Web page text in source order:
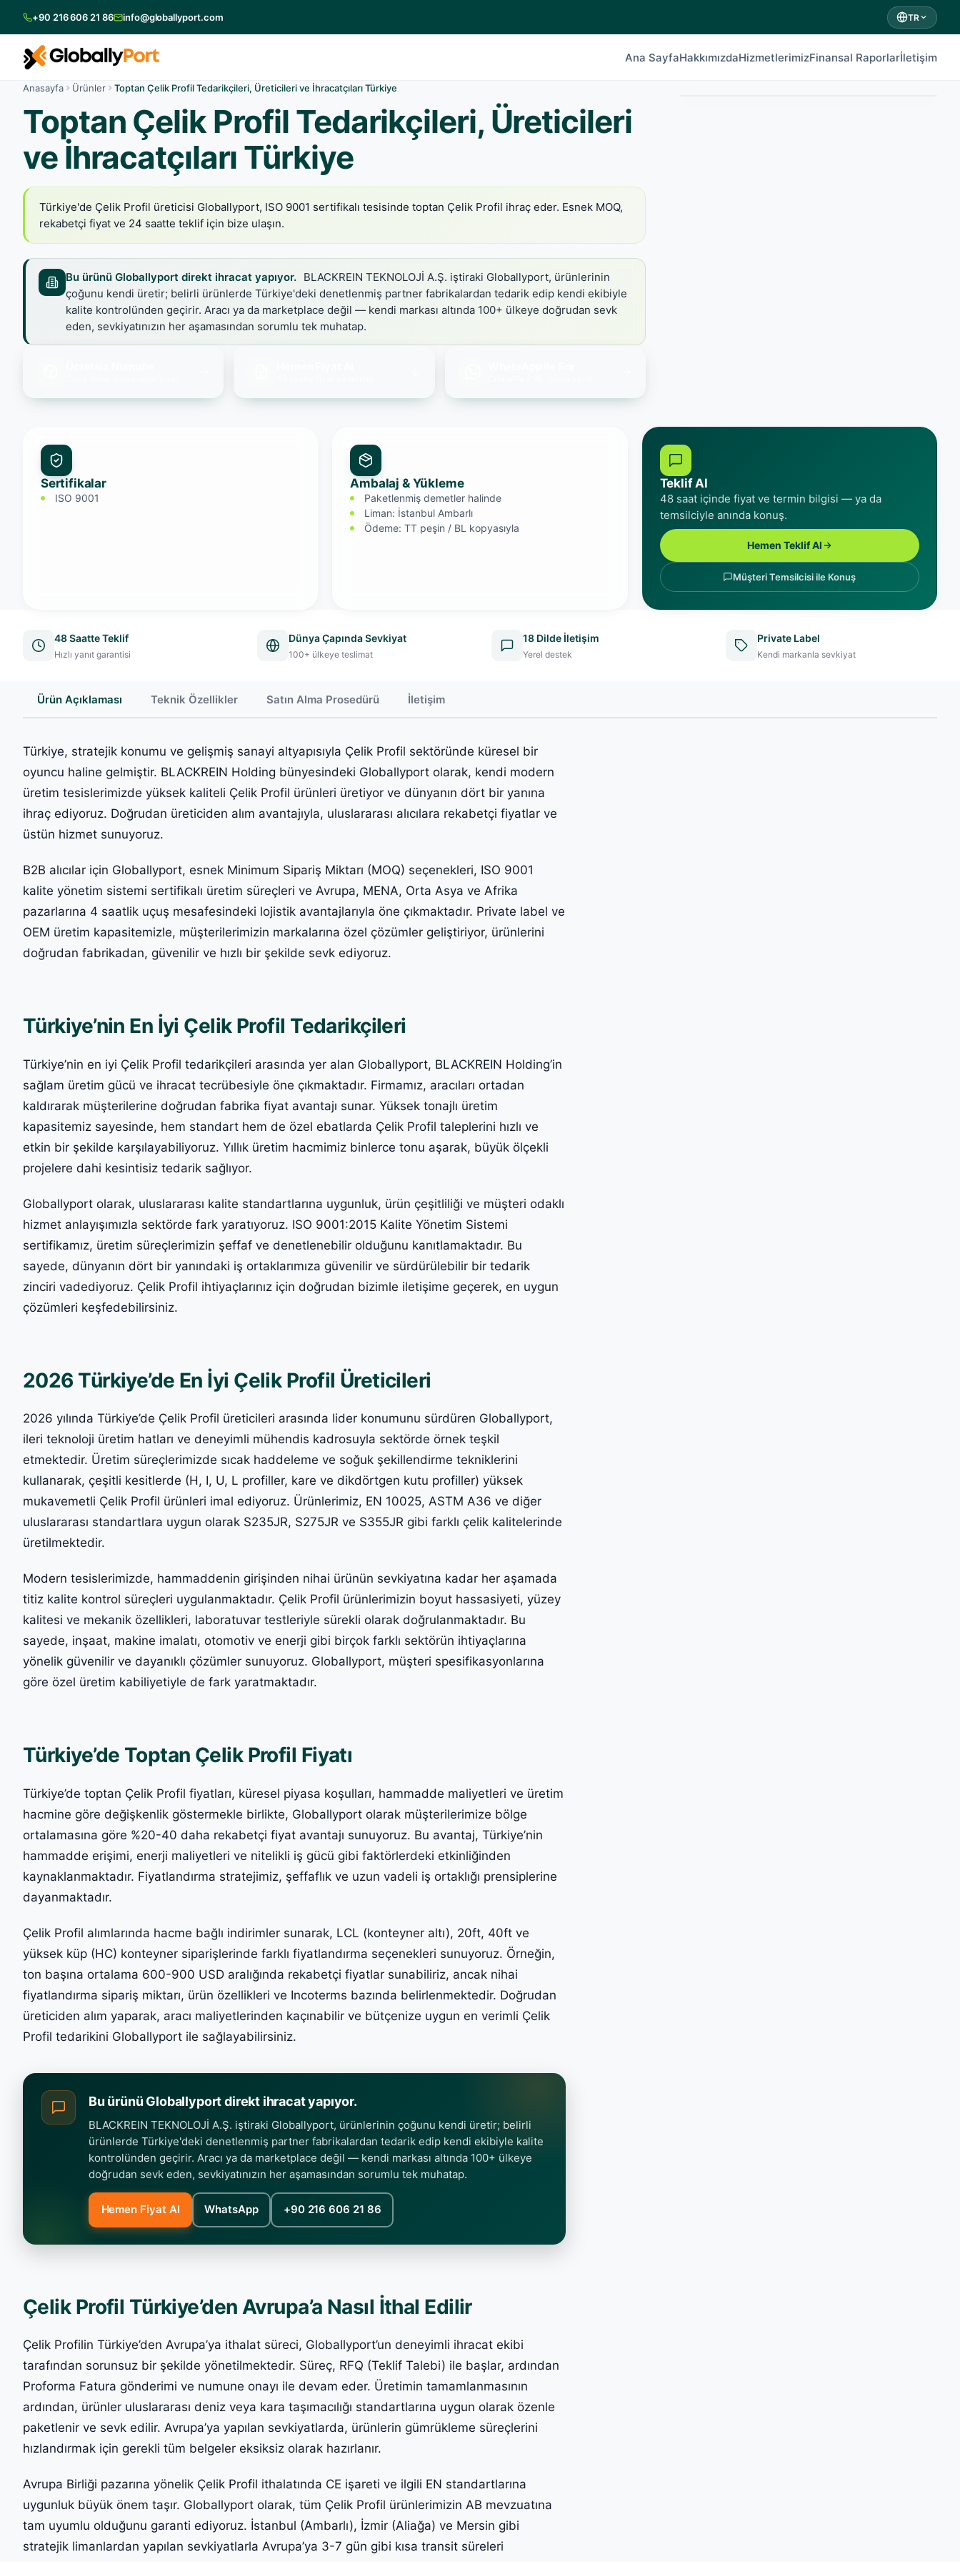
+90 216 606 21 86 info@globallyport.com TR
Ana SayfaHakkımızdaHizmetlerimizFinansal Raporlarİletişim
Anasayfa Ürünler Toptan Çelik Profil Tedarikçileri, Üreticileri ve İhracatçıları Türkiye
Toptan Çelik Profil Tedarikçileri, Üreticileri
ve İhracatçıları Türkiye
Türkiye'de Çelik Profil üreticisi Globallyport, ISO 9001 sertifikalı tesisinde toptan Çelik Profil ihraç eder. Esnek MOQ,
rekabetçi fiyat ve 24 saatte teklif için bize ulaşın.
Bu ürünü Globallyport direkt ihracat yapıyor. BLACKREIN TEKNOLOJİ A.Ş. iştiraki Globallyport, ürünlerinin
çoğunu kendi üretir; belirli ürünlerde Türkiye'deki denetlenmiş partner fabrikalardan tedarik edip kendi ekibiyle
kalite kontrolünden geçirir. Aracı ya da marketplace değil — kendi markası altında 100+ ülkeye doğrudan sevk
eden, sevkiyatınızın her aşamasından sorumlu tek muhatap.
Sertifikalar
ISO 9001
Ambalaj & Yükleme
Paketlenmiş demetler halinde
Liman: İstanbul Ambarlı
Ödeme: TT peşin / BL kopyasıyla
Teklif Al
48 saat içinde fiyat ve termin bilgisi — ya da
temsilciyle anında konuş.
Hemen Teklif Al
Müşteri Temsilcisi ile Konuş
48 Saatte Teklif
Hızlı yanıt garantisi
Dünya Çapında Sevkiyat
100+ ülkeye teslimat
18 Dilde İletişim
Yerel destek
Private Label
Kendi markanla sevkiyat
Ürün Açıklaması Teknik Özellikler Satın Alma Prosedürü İletişim
Türkiye, stratejik konumu ve gelişmiş sanayi altyapısıyla Çelik Profil sektöründe küresel bir
oyuncu haline gelmiştir. BLACKREIN Holding bünyesindeki Globallyport olarak, kendi modern
üretim tesislerimizde yüksek kaliteli Çelik Profil ürünleri üretiyor ve dünyanın dört bir yanına
ihraç ediyoruz. Doğrudan üreticiden alım avantajıyla, uluslararası alıcılara rekabetçi fiyatlar ve
üstün hizmet sunuyoruz.
B2B alıcılar için Globallyport, esnek Minimum Sipariş Miktarı (MOQ) seçenekleri, ISO 9001
kalite yönetim sistemi sertifikalı üretim süreçleri ve Avrupa, MENA, Orta Asya ve Afrika
pazarlarına 4 saatlik uçuş mesafesindeki lojistik avantajlarıyla öne çıkmaktadır. Private label ve
OEM üretim kapasitemizle, müşterilerimizin markalarına özel çözümler geliştiriyor, ürünlerini
doğrudan fabrikadan, güvenilir ve hızlı bir şekilde sevk ediyoruz.
Türkiye’nin En İyi Çelik Profil Tedarikçileri
Türkiye’nin en iyi Çelik Profil tedarikçileri arasında yer alan Globallyport, BLACKREIN Holding’in
sağlam üretim gücü ve ihracat tecrübesiyle öne çıkmaktadır. Firmamız, aracıları ortadan
kaldırarak müşterilerine doğrudan fabrika fiyat avantajı sunar. Yüksek tonajlı üretim
kapasitemiz sayesinde, hem standart hem de özel ebatlarda Çelik Profil taleplerini hızlı ve
etkin bir şekilde karşılayabiliyoruz. Yıllık üretim hacmimiz binlerce tonu aşarak, büyük ölçekli
projelere dahi kesintisiz tedarik sağlıyor.
Globallyport olarak, uluslararası kalite standartlarına uygunluk, ürün çeşitliliği ve müşteri odaklı
hizmet anlayışımızla sektörde fark yaratıyoruz. ISO 9001:2015 Kalite Yönetim Sistemi
sertifikamız, üretim süreçlerimizin şeffaf ve denetlenebilir olduğunu kanıtlamaktadır. Bu
sayede, dünyanın dört bir yanındaki iş ortaklarımıza güvenilir ve sürdürülebilir bir tedarik
zinciri vadediyoruz. Çelik Profil ihtiyaçlarınız için doğrudan bizimle iletişime geçerek, en uygun
çözümleri keşfedebilirsiniz.
2026 Türkiye’de En İyi Çelik Profil Üreticileri
2026 yılında Türkiye’de Çelik Profil üreticileri arasında lider konumunu sürdüren Globallyport,
ileri teknoloji üretim hatları ve deneyimli mühendis kadrosuyla sektörde örnek teşkil
etmektedir. Üretim süreçlerimizde sıcak haddeleme ve soğuk şekillendirme tekniklerini
kullanarak, çeşitli kesitlerde (H, I, U, L profiller, kare ve dikdörtgen kutu profiller) yüksek
mukavemetli Çelik Profil ürünleri imal ediyoruz. Ürünlerimiz, EN 10025, ASTM A36 ve diğer
uluslararası standartlara uygun olarak S235JR, S275JR ve S355JR gibi farklı çelik kalitelerinde
üretilmektedir.
Modern tesislerimizde, hammaddenin girişinden nihai ürünün sevkiyatına kadar her aşamada
titiz kalite kontrol süreçleri uygulanmaktadır. Çelik Profil ürünlerimizin boyut hassasiyeti, yüzey
kalitesi ve mekanik özellikleri, laboratuvar testleriyle sürekli olarak doğrulanmaktadır. Bu
sayede, inşaat, makine imalatı, otomotiv ve enerji gibi birçok farklı sektörün ihtiyaçlarına
yönelik güvenilir ve dayanıklı çözümler sunuyoruz. Globallyport, müşteri spesifikasyonlarına
göre özel üretim kabiliyetiyle de fark yaratmaktadır.
Türkiye’de Toptan Çelik Profil Fiyatı
Türkiye’de toptan Çelik Profil fiyatları, küresel piyasa koşulları, hammadde maliyetleri ve üretim
hacmine göre değişkenlik göstermekle birlikte, Globallyport olarak müşterilerimize bölge
ortalamasına göre %20-40 daha rekabetçi fiyat avantajı sunuyoruz. Bu avantaj, Türkiye’nin
hammadde erişimi, enerji maliyetleri ve nitelikli iş gücü gibi faktörlerdeki etkinliğinden
kaynaklanmaktadır. Fiyatlandırma stratejimiz, şeffaflık ve uzun vadeli iş ortaklığı prensiplerine
dayanmaktadır.
Çelik Profil alımlarında hacme bağlı indirimler sunarak, LCL (konteyner altı), 20ft, 40ft ve
yüksek küp (HC) konteyner siparişlerinde farklı fiyatlandırma seçenekleri sunuyoruz. Örneğin,
ton başına ortalama 600-900 USD aralığında rekabetçi fiyatlar sunabiliriz, ancak nihai
fiyatlandırma sipariş miktarı, ürün özellikleri ve Incoterms bazında belirlenmektedir. Doğrudan
üreticiden alım yaparak, aracı maliyetlerinden kaçınabilir ve bütçenize uygun en verimli Çelik
Profil tedarikini Globallyport ile sağlayabilirsiniz.
Bu ürünü Globallyport direkt ihracat yapıyor.
BLACKREIN TEKNOLOJİ A.Ş. iştiraki Globallyport, ürünlerinin çoğunu kendi üretir; belirli
ürünlerde Türkiye'deki denetlenmiş partner fabrikalardan tedarik edip kendi ekibiyle kalite
kontrolünden geçirir. Aracı ya da marketplace değil — kendi markası altında 100+ ülkeye
doğrudan sevk eden, sevkiyatınızın her aşamasından sorumlu tek muhatap.
Hemen Fiyat Al WhatsApp +90 216 606 21 86
Çelik Profil Türkiye’den Avrupa’a Nasıl İthal Edilir
Çelik Profilin Türkiye’den Avrupa’ya ithalat süreci, Globallyport’un deneyimli ihracat ekibi
tarafından sorunsuz bir şekilde yönetilmektedir. Süreç, RFQ (Teklif Talebi) ile başlar, ardından
Proforma Fatura gönderimi ve numune onayı ile devam eder. Üretimin tamamlanmasının
ardından, ürünler uluslararası deniz veya kara taşımacılığı standartlarına uygun olarak özenle
paketlenir ve sevk edilir. Avrupa’ya yapılan sevkiyatlarda, ürünlerin gümrükleme süreçlerini
hızlandırmak için gerekli tüm belgeler eksiksiz olarak hazırlanır.
Avrupa Birliği pazarına yönelik Çelik Profil ithalatında CE işareti ve ilgili EN standartlarına
uygunluk büyük önem taşır. Globallyport olarak, tüm Çelik Profil ürünlerimizin AB mevzuatına
tam uyumlu olduğunu garanti ediyoruz. İstanbul (Ambarlı), İzmir (Aliağa) ve Mersin gibi
stratejik limanlardan yapılan sevkiyatlarla Avrupa’ya 3-7 gün gibi kısa transit süreleri